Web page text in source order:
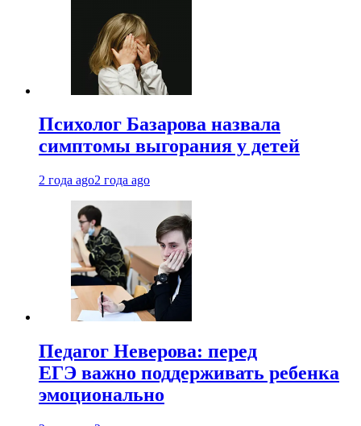
Психолог Базарова назвала
симптомы выгорания у детей
2 года ago2 года ago
Педагог Неверова: перед
ЕГЭ важно поддерживать ребенка
эмоционально